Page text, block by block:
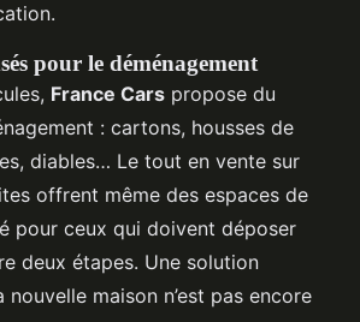
pour le déménagement
France Cars propose du
: cartons, housses de
diables… Le tout en vente sur
offrent même des espaces de
pour ceux qui doivent déposer
deux étapes. Une solution
maison n’est pas encore